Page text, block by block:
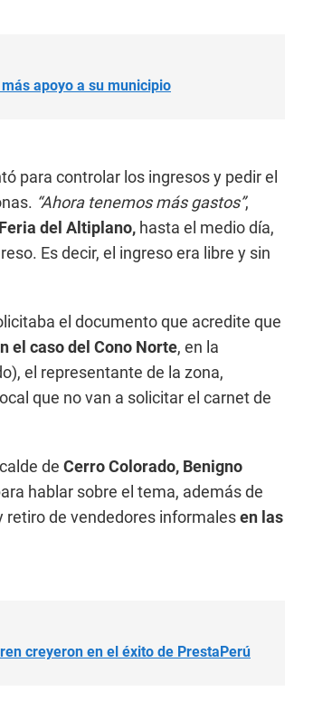
apoyo a su municipio
para controlar los ingresos y pedir el
“Ahora tenemos más gastos”,
Feria del Altiplano, hasta el medio día,
Es decir, el ingreso era libre y sin
el documento que acredite que
el caso del Cono Norte, en la
el representante de la zona,
que no van a solicitar el carnet de
de Cerro Colorado, Benigno
hablar sobre el tema, además de
retiro de vendedores informalesen las
creyeron en el éxito de PrestaPerú